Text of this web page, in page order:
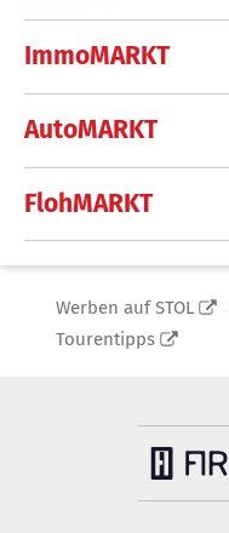
ImmoMARKT
AutoMARKT
FlohMARKT
Werben auf STOL
Tourentipps